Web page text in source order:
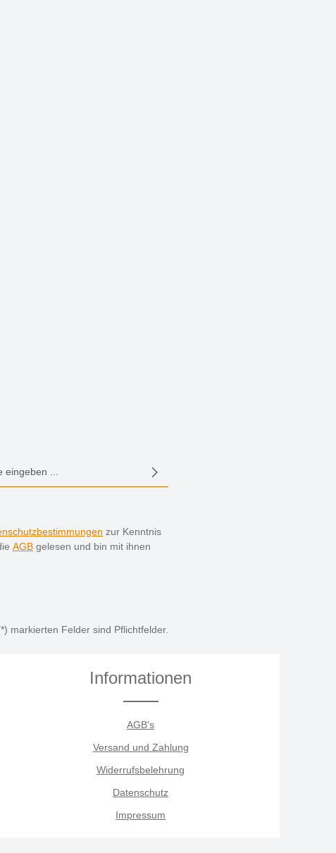
zur Kenntnis
AGB gelesen und bin mit ihnen
markierten Felder sind Pflichtfelder.
Informationen
AGB's
Versand und Zahlung
Widerrufsbelehrung
Datenschutz
Impressum